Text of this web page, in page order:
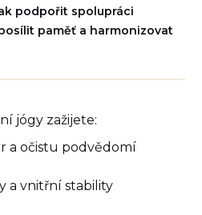
podpořit spolupráci
paměť a harmonizovat
jógy zažijete:
a očistu podvědomí
a vnitřní stability